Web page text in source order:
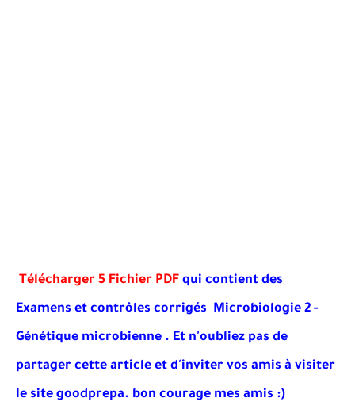
Télécharger 5 Fichier PDF qui contient des
Examens et contrôles corrigés Microbiologie 2 -
Génétique microbienne . Et n'oubliez pas de
partager cette article et d'inviter vos amis à visiter
le site goodprepa. bon courage mes amis :)